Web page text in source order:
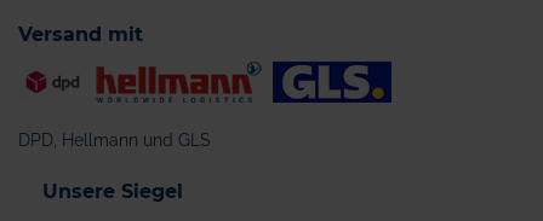
Versand mit
DPD, Hellmann und GLS
Unsere Siegel